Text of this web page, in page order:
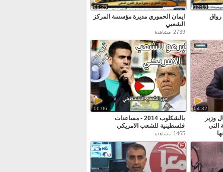
13:13
09:25
ايمان الحموري مديرة مؤسسة المركز
الشعبي
2739 مشاهدة
04:32
وزير
التي
06:06
بالشكلوب 2014 - مساعدات
فلسطينية للشعب الامريكي
1465 مشاهدة